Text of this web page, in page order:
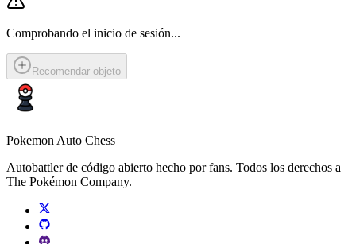
Comprobando el inicio de sesión...
Recomendar objeto
Pokemon Auto Chess
Autobattler de código abierto hecho por fans. Todos los derechos a
The Pokémon Company.